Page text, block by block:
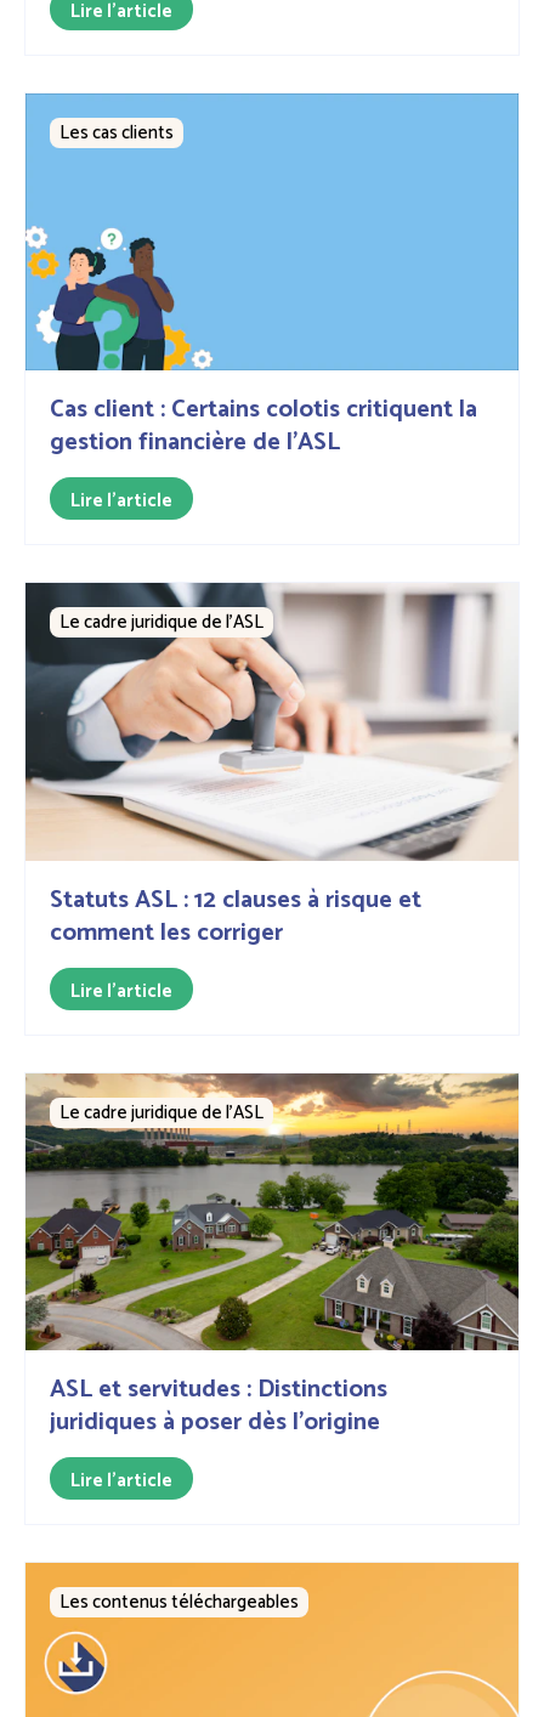
Lire l'article
Cas client : Certains colotis critiquent la
gestion financière de l’ASL
Les cas clients
Lire l'article
Statuts ASL : 12 clauses à risque et
comment les corriger
Le cadre juridique de l'ASL
Lire l'article
ASL et servitudes : Distinctions
juridiques à poser dès l’origine
Le cadre juridique de l'ASL
Lire l'article
Les contenus téléchargeables